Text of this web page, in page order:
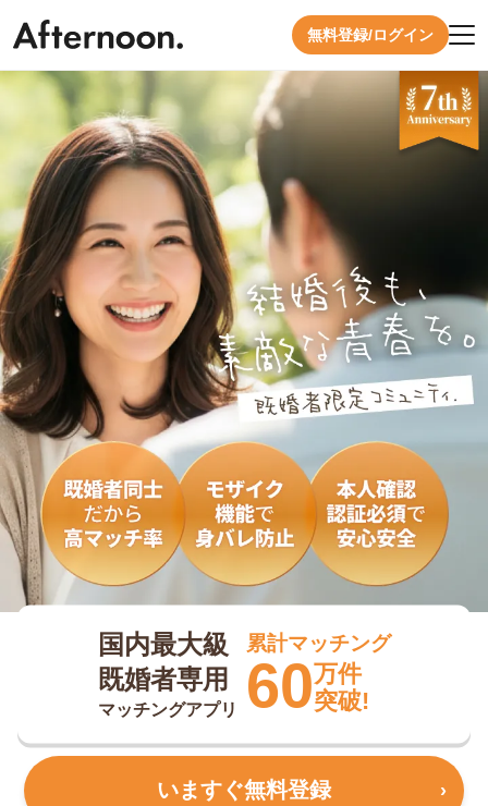
無料登録/ログイン
既婚者専用マッチングアプリ Afternoon.(アフタ
国内最大級
既婚者専用
マッチングアプリ
累計マッチング
60万件
突破!
いますぐ無料登録 ›